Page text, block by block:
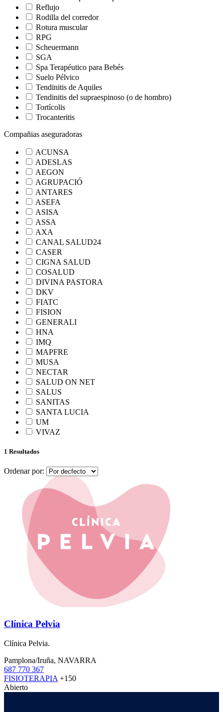
Reflujo
Rodilla del corredor
Rotura muscular
RPG
Scheuermann
SGA
Spa Terapéutico para Bebés
Suelo Pélvico
Tendinitis de Aquiles
Tendinitis del supraespinoso (o de hombro)
Tortícolis
Trocanteritis
Compañias aseguradoras
ACUNSA
ADESLAS
AEGON
AGRUPACIÓ
ANTARES
ASEFA
ASISA
ASSA
AXA
CANAL SALUD24
CASER
CIGNA SALUD
COSALUD
DIVINA PASTORA
DKV
FIATC
FISION
GENERALI
HNA
IMQ
MAPFRE
MUSA
NECTAR
SALUD ON NET
SALUS
SANITAS
SANTA LUCIA
UM
VIVAZ
1 Resultados
Ordenar por:
Clínica Pelvia
Clínica Pelvia.
Pamplona/Iruña, NAVARRA
687 770 367
FISIOTERAPIA +150
Abierto